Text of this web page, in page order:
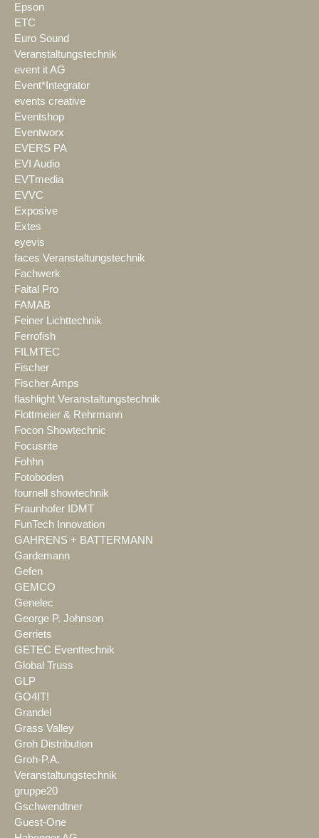
Epson
ETC
Euro Sound
Veranstaltungstechnik
event it AG
Event*Integrator
events creative
Eventshop
Eventworx
EVERS PA
EVI Audio
EVTmedia
EVVC
Exposive
Extes
eyevis
faces Veranstaltungstechnik
Fachwerk
Faital Pro
FAMAB
Feiner Lichttechnik
Ferrofish
FILMTEC
Fischer
Fischer Amps
flashlight Veranstaltungstechnik
Flottmeier & Rehrmann
Focon Showtechnic
Focusrite
Fohhn
Fotoboden
fournell showtechnik
Fraunhofer IDMT
FunTech Innovation
GAHRENS + BATTERMANN
Gardemann
Gefen
GEMCO
Genelec
George P. Johnson
Gerriets
GETEC Eventtechnik
Global Truss
GLP
GO4IT!
Grandel
Grass Valley
Groh Distribution
Groh-P.A.
Veranstaltungstechnik
gruppe20
Gschwendtner
Guest-One